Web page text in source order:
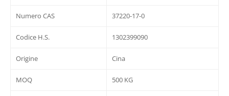
Numero CAS 37220-17-0
Codice H.S. 1302399090
Origine Cina
MOQ 500 KG